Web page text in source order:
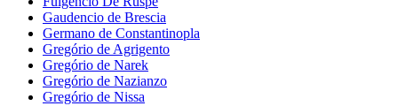
Gaudencio de Brescia
Germano de Constantinopla
Gregório de Agrigento
Gregório de Narek
Gregório de Nazianzo
Gregório de Nissa